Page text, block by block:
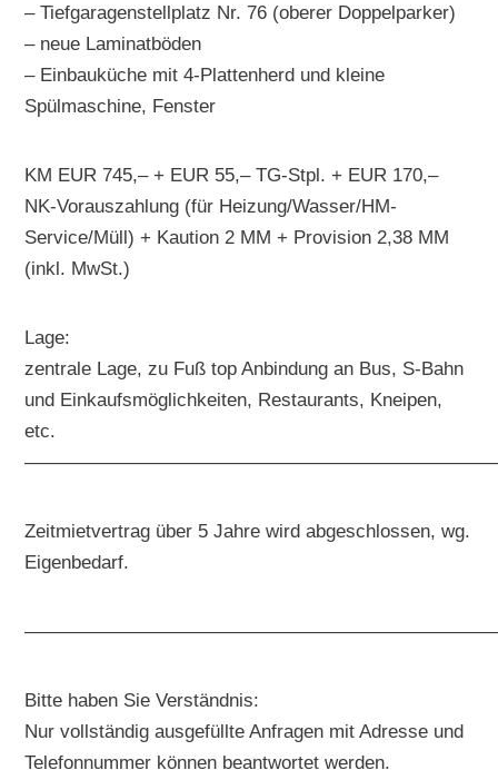
– Tiefgaragenstellplatz Nr. 76 (oberer Doppelparker)
– neue Laminatböden
– Einbauküche mit 4-Plattenherd und kleine
Spülmaschine, Fenster
KM EUR 745,– + EUR 55,– TG-Stpl. + EUR 170,–
NK-Vorauszahlung (für Heizung/Wasser/HM-
Service/Müll) + Kaution 2 MM + Provision 2,38 MM
(inkl. MwSt.)
Lage:
zentrale Lage, zu Fuß top Anbindung an Bus, S-Bahn
und Einkaufsmöglichkeiten, Restaurants, Kneipen,
etc.
Zeitmietvertrag über 5 Jahre wird abgeschlossen, wg.
Eigenbedarf.
Bitte haben Sie Verständnis:
Nur vollständig ausgefüllte Anfragen mit Adresse und
Telefonnummer können beantwortet werden.